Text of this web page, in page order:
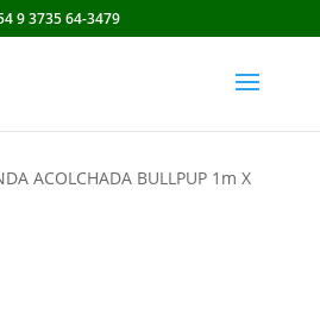
9 3735 64-3479
ACOLCHADA BULLPUP 1m X